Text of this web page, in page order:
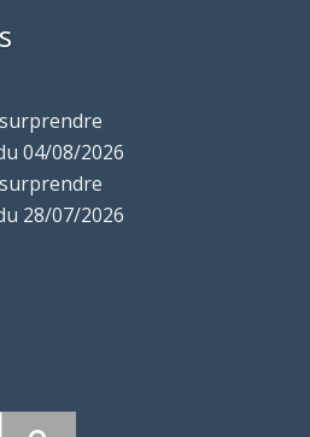
04/08/2026
28/07/2026